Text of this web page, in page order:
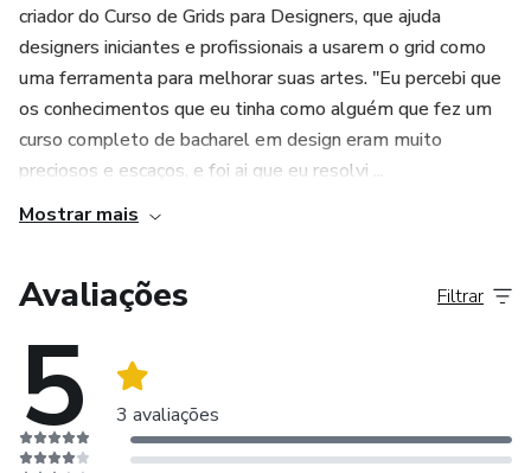
criador do Curso de Grids para Designers, que ajuda
designers iniciantes e profissionais a usarem o grid como
uma ferramenta para melhorar suas artes. "Eu percebi que
os conhecimentos que eu tinha como alguém que fez um
curso completo de bacharel em design eram muito
preciosos e escaços, e foi ai que eu resolvi ...
Mostrar mais
Avaliações
5 3 avaliações
Filtrar